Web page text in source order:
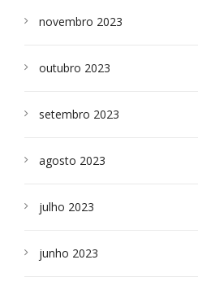
novembro 2023
outubro 2023
setembro 2023
agosto 2023
julho 2023
junho 2023